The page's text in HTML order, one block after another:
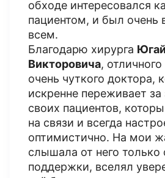
обходе интересовался
пациентом, и был очень
всем.
Благодарю хирурга
Викторовича,
очень чуткого доктора,
искренне переживает за
своих пациентов,
на связи и всегда
оптимистично. На мои
слышала от него только
поддержки, вселял